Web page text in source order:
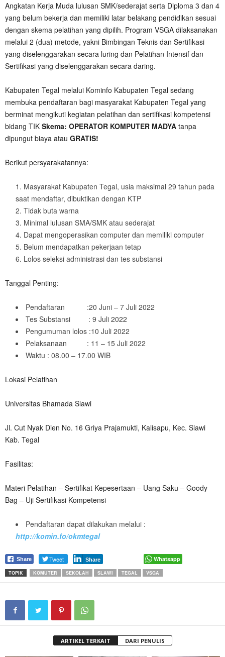
Angkatan Kerja Muda lulusan SMK/sederajat serta Diploma 3 dan 4
yang belum bekerja dan memiliki latar belakang pendidikan sesuai
dengan skema pelatihan yang dipilih. Program VSGA dilaksanakan
melalui 2 (dua) metode, yakni Bimbingan Teknis dan Sertifikasi
yang diselenggarakan secara luring dan Pelatihan Intensif dan
Sertifikasi yang diselenggarakan secara daring.
Kabupaten Tegal melalui Kominfo Kabupaten Tegal sedang
membuka pendaftaran bagi masyarakat Kabupaten Tegal yang
berminat mengikuti kegiatan pelatihan dan sertifikasi kompetensi
bidang TIK Skema: OPERATOR KOMPUTER MADYA tanpa
dipungut biaya atau GRATIS!
Berikut persyarakatannya:
Masyarakat Kabupaten Tegal, usia maksimal 29 tahun pada
saat mendaftar, dibuktikan dengan KTP
Tidak buta warna
Minimal lulusan SMA/SMK atau sederajat
Dapat mengoperasikan computer dan memiliki computer
Belum mendapatkan pekerjaan tetap
Lolos seleksi administrasi dan tes substansi
Tanggal Penting:
Pendaftaran :20 Juni – 7 Juli 2022
Tes Substansi : 9 Juli 2022
Pengumuman lolos :10 Juli 2022
Pelaksanaan : 11 – 15 Juli 2022
Waktu : 08.00 – 17.00 WIB
Lokasi Pelatihan
Universitas Bhamada Slawi
Jl. Cut Nyak Dien No. 16 Griya Prajamukti, Kalisapu, Kec. Slawi
Kab. Tegal
Fasilitas:
Materi Pelatihan – Sertifikat Kepesertaan – Uang Saku – Goody
Bag – Uji Sertifikasi Kompetensi
Pendaftaran dapat dilakukan melalui :
http://komin.fo/okmtegal
Share Tweet Share Whatsapp
TOPIK KOMUTER SEKOLAH SLAWI TEGAL VSGA
ARTIKEL TERKAIT DARI PENULIS